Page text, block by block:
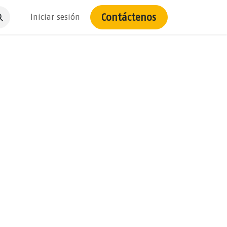
Iniciar sesión Contáctenos